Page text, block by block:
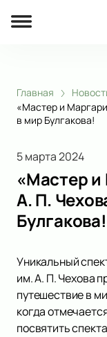
Главная
«Мастер и
в мир Булгакова!
5 марта 2024
«Мастер
А. П.
Булгакова!
Уникальный
им. А. П. Чехова
путешествие в
когда
посвятить